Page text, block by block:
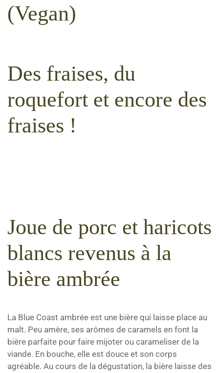
(Vegan)
Des fraises, du
roquefort et encore des
fraises !
Joue de porc et haricots
blancs revenus à la
bière ambrée
La Blue Coast ambrée est une bière qui laisse place au
malt. Peu amère, ses arômes de caramels en font la
bière parfaite pour faire mijoter ou carameliser de la
viande. En bouche, elle est douce et son corps
agréable. Au cours de la dégustation, la bière laisse des